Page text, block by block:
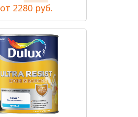
от 2280 руб.